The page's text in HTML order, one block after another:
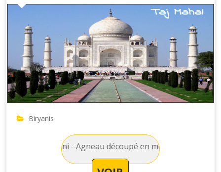
Biryanis
Biryani - Agneau découpé en morceau avec du riz,